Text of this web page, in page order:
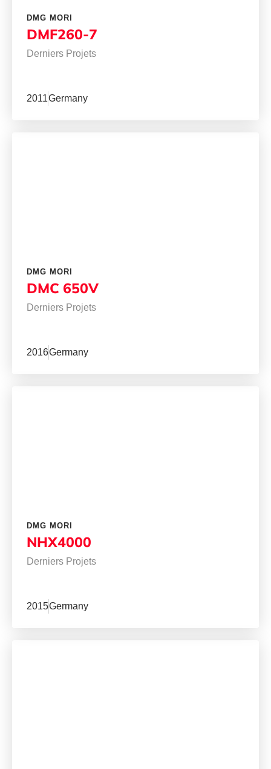
DMG MORI
DMF260-7
Derniers Projets
2011Germany
DMG MORI
DMC 650V
Derniers Projets
2016Germany
DMG MORI
NHX4000
Derniers Projets
2015Germany